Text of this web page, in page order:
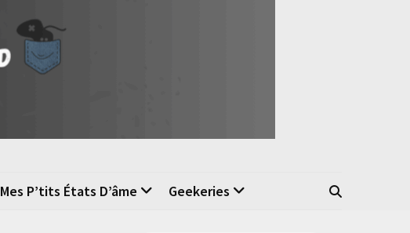
Mes P’tits États D’âme Geekeries